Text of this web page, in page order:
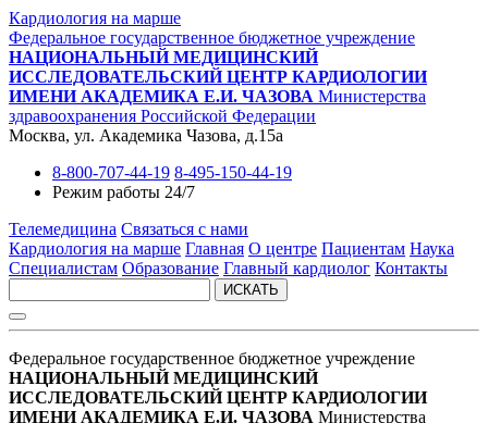
Кардиология на марше
Федеральное государственное бюджетное учреждение
НАЦИОНАЛЬНЫЙ МЕДИЦИНСКИЙ
ИССЛЕДОВАТЕЛЬСКИЙ ЦЕНТР КАРДИОЛОГИИ
ИМЕНИ АКАДЕМИКА Е.И. ЧАЗОВА Министерства
здравоохранения Российской Федерации
Москва, ул. Академика Чазова, д.15а
8-800-707-44-19 8-495-150-44-19
Режим работы 24/7
Телемедицина Связаться с нами
Кардиология на марше Главная О центре Пациентам Наука
Специалистам Образование Главный кардиолог Контакты
ИСКАТЬ
Федеральное государственное бюджетное учреждение
НАЦИОНАЛЬНЫЙ МЕДИЦИНСКИЙ
ИССЛЕДОВАТЕЛЬСКИЙ ЦЕНТР КАРДИОЛОГИИ
ИМЕНИ АКАДЕМИКА Е.И. ЧАЗОВА Министерства